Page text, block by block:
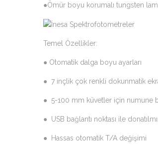
●Ömür boyu korumalı tungsten
Temel Özellikler:
● Otomatik dalga boyu ayarları
● 7 inçlik çok renkli dokunmatik
● 5-100 mm küvetler için numune
● USB bağlantı noktası ile
● Hassas otomatik T/A değişimi